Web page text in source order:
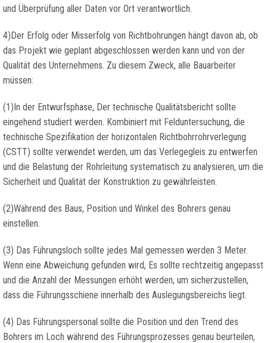
und Überprüfung aller Daten vor Ort verantwortlich.
4)Der Erfolg oder Misserfolg von Richtbohrungen hängt davon ab, ob
das Projekt wie geplant abgeschlossen werden kann und von der
Qualität des Unternehmens. Zu diesem Zweck, alle Bauarbeiter
müssen:
(1)In der Entwurfsphase, Der technische Qualitätsbericht sollte
eingehend studiert werden. Kombiniert mit Felduntersuchung, die
technische Spezifikation der horizontalen Richtbohrrohrverlegung
(CSTT) sollte verwendet werden, um das Verlegegleis zu entwerfen
und die Belastung der Rohrleitung systematisch zu analysieren, um die
Sicherheit und Qualität der Konstruktion zu gewährleisten.
(2)Während des Baus, Position und Winkel des Bohrers genau
einstellen.
(3) Das Führungsloch sollte jedes Mal gemessen werden 3 Meter.
Wenn eine Abweichung gefunden wird, Es sollte rechtzeitig angepasst
und die Anzahl der Messungen erhöht werden, um sicherzustellen,
dass die Führungsschiene innerhalb des Auslegungsbereichs liegt.
(4) Das Führungspersonal sollte die Position und den Trend des
Bohrers im Loch während des Führungsprozesses genau beurteilen,